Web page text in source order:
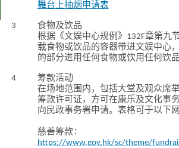
舞台上抽烟申请表
3
食物及饮品
根据《文娱中心规例》132F章第九
载食物或饮品的容器带进文娱中心
的部分进用任何食物或饮用任何饮
4
筹款活动
在场地范围内，包括大堂及观众席
筹款许可证，方可在康乐及文化事
向民政事务署申请。表格可于以下网
慈善筹款：
https://www.gov.hk/sc/theme/